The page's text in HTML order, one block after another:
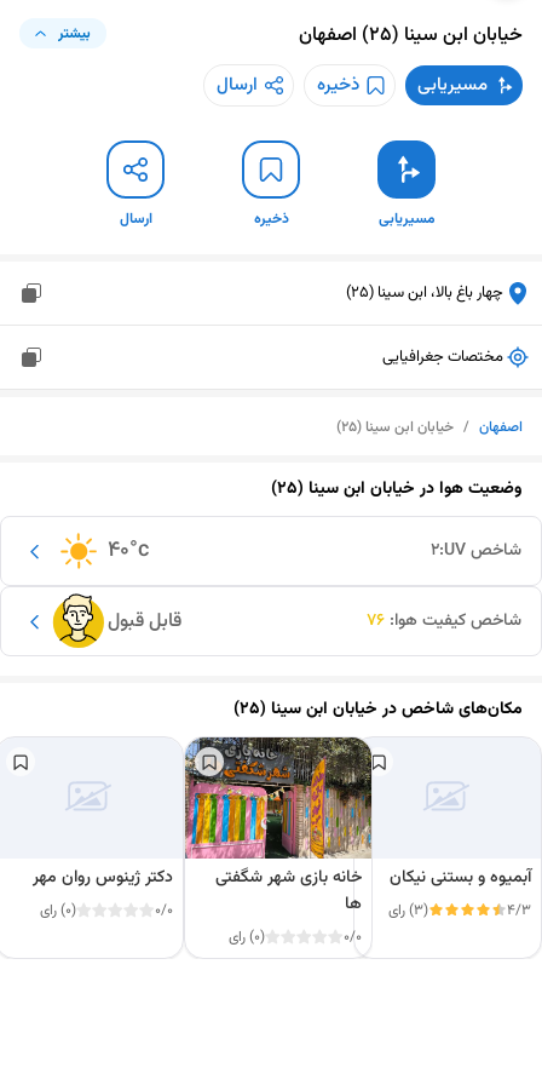
خیابان ابن سینا (۲۵) اصفهان بیشتر
مسیریابی ذخیره ارسال
مسیریابی ذخیره ارسال
چهار باغ بالا، ابن سینا (25)
مختصات جغرافیایی
اصفهان / خیابان ابن سینا (۲۵)
وضعیت هوا درخیابان ابن سینا (۲۵)
40°c شاخص UV: 2
قابل قبول شاخص کیفیت هوا: 76
مکان‌های شاخص درخیابان ابن سینا (۲۵)
آبمیوه و بستنی نیکان
4/3 (3) رای
خانه بازی شهر شگفتی
ها
0/0 (0) رای
دکتر ژینوس روان مهر
0/0 (0) رای